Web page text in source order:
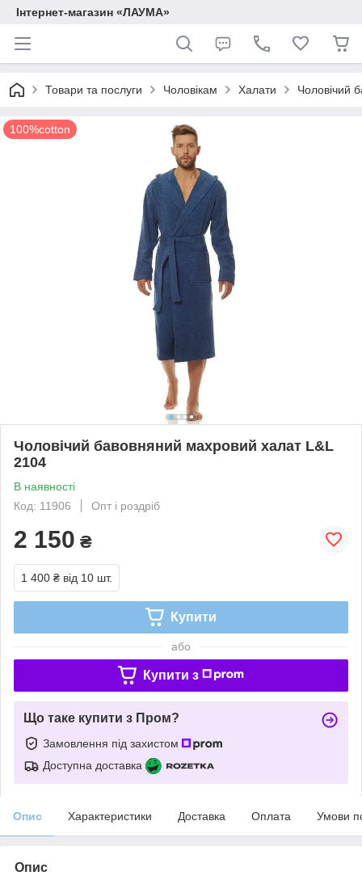
Інтернет-магазин «ЛАУМА»
Товари та послуги Чоловікам Халати Чоловічий
100%cotton
Чоловічий бавовняний махровий халат L&L
2104
В наявності
Код: 11906
Опт і роздріб
2 150 ₴
1 400 ₴ від 10 шт.
Купити
або
Купити з
Що таке купити з Пром?
Замовлення під захистом
Доступна доставка
Опис Характеристики Доставка Оплата Умови
Опис